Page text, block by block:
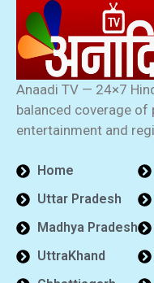
Anaadi TV — 24×7
balanced coverage of
entertainment and
Home
Uttar Pradesh
Madhya Pradesh
UttraKhand